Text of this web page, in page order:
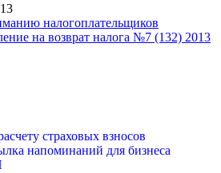
налогоплательщиков
на возврат налога №7 (132) 2013
страховых взносов
напоминаний для бизнеса